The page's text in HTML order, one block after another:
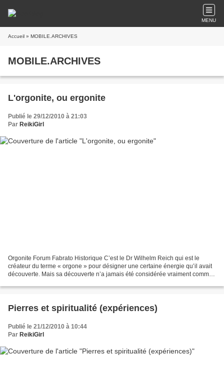
MENU
Accueil » MOBILE.ARCHIVES
MOBILE.ARCHIVES
L'orgonite, ou ergonite
Publié le 29/12/2010 à 21:03
Par ReikiGirl
Orgonite Forum Fabrato Historique C’est le Dr Wilhelm Reich qui est le
créateur du terme « orgone » pour désigner une certaine énergie qu’il avait
découverte. Mais sa découverte n’a jamais été considérée vraiment comme
Pierres et spiritualité (expériences)
Publié le 21/12/2010 à 10:44
Par ReikiGirl